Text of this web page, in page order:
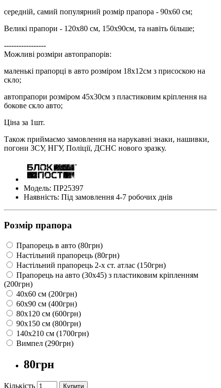
середній, самий популярний розмір прапора - 90х60 см;
Великі прапори - 120х80 см, 150х90см, та навіть більше;
-----------------
Можливі розміри автопрапорів:
маленькі прапорці в авто розміром 18х12см з присоскою на
скло;
автопрапори розміром 45х30см з пластиковим кріплення на
бокове скло авто;
Ціна за 1шт.
Також приймаємо замовлення на нарукавні знаки, нашивки,
погони ЗСУ, НГУ, Поліції, ДСНС нового зразку.
Модель: ПР25397
Наявність: Під замовлення 4-7 робочих днів
Розмір прапора
Прапорець в авто (80грн)
Настільний прапорець (80грн)
Настільний прапорець 2-х ст. атлас (150грн)
Прапорець на авто (30х45) з пластиковим кріпленням
(200грн)
40х60 см (200грн)
60х90 см (400грн)
80х120 см (600грн)
90х150 см (800грн)
140х210 см (1700грн)
Вимпел (290грн)
80грн
Кількість Купити